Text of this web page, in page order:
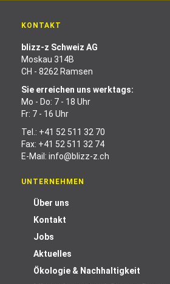
KONTAKT
blizz-z Schweiz AG
Moskau 314B
CH - 8262 Ramsen
Sie erreichen uns werktags:
Mo - Do: 7 - 18 Uhr
Fr: 7 - 16 Uhr
Tel.: +41 52 511 32 70
Fax: +41 52 511 32 74
E-Mail: info@blizz-z.ch
UNTERNEHMEN
Über uns
Kontakt
Jobs
Aktuelles
Ökologie & Nachhaltigkeit